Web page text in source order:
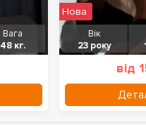
Вага
48 кг.
Вік
23 року
від
Нова